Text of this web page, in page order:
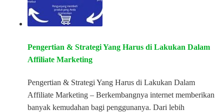
Pengertian & Strategi Yang Harus di Lakukan Dalam
Affiliate Marketing
Pengertian & Strategi Yang Harus di Lakukan Dalam
Affiliate Marketing – Berkembangnya internet memberikan
banyak kemudahan bagi penggunanya. Dari lebih